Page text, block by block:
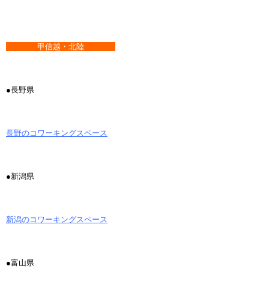
甲信越・北陸
●長野県
長野のコワーキングスペース
●新潟県
新潟のコワーキングスペース
●富山県